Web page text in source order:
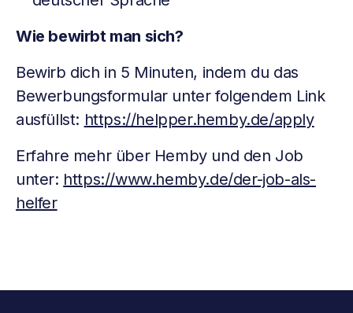
Wie bewirbt man sich?
Bewirb dich in 5 Minuten, indem du das
Bewerbungsformular unter folgendem Link
ausfüllst: https://helpper.hemby.de/apply
Erfahre mehr über Hemby und den Job
unter: https://www.hemby.de/der-job-als-
helfer